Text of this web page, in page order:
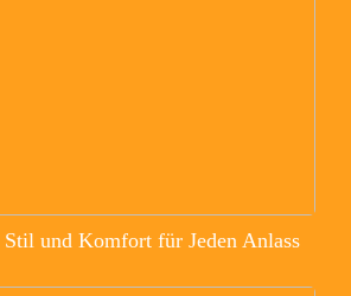
und Komfort für Jeden Anlass